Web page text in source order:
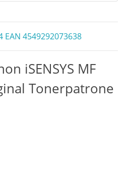
EAN 4549292073638
iSENSYS MF
Tonerpatrone